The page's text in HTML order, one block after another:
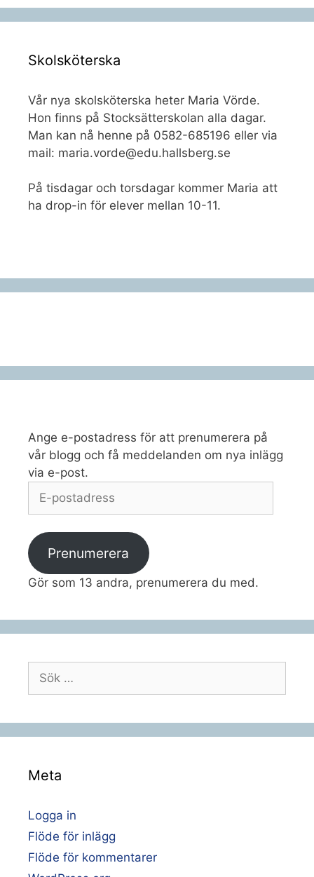
Skolsköterska
Vår nya skolsköterska heter Maria Vörde.
Hon finns på Stocksätterskolan alla dagar.
Man kan nå henne på 0582-685196 eller via
mail: maria.vorde@edu.hallsberg.se
På tisdagar och torsdagar kommer Maria att
ha drop-in för elever mellan 10-11.
Ange e-postadress för att prenumerera på
vår blogg och få meddelanden om nya inlägg
via e-post.
postadress
Prenumerera
Gör som 13 andra, prenumerera du med.
efter:
Meta
Logga in
Flöde för inlägg
Flöde för kommentarer